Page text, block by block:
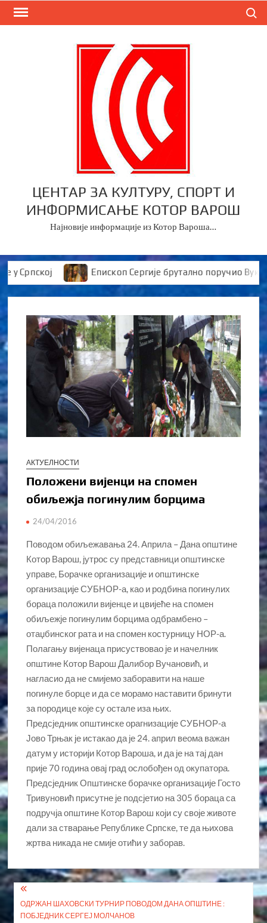
Skip
ЦЕНТАР ЗА КУЛТУРУ, СПОРТ И
ИНФОРМИСАЊЕ КОТОР ВАРОШ
Најновије информације из Котор Вароша…
Епископ Сергије брутално поручио
АКТУЕЛНОСТИ
Положени вијенци на спомен
обиљежја погинулим борцима
24/04/2016
Поводом обиљежавања 24. Априла – Дана општине
Котор Варош, јутрос су представници општинске
управе, Борачке организације и општинске
организације СУБНОР-а, као и родбина погинулих
бораца положили вијенце и цвијеће на спомен
обиљежје погинулим борцима одбрамбено –
отаџбинског рата и на спомен костурницу НОР-а.
Полагању вијенаца присуствовао је и начелник
општине Котор Варош Далибор Вучановић, и
нагласио да не смијемо заборавити на наше
погинуле борце и да се морамо наставити бринути
за породице које су остале иза њих.
Предсједник општинске орагнизације СУБНОР-а
Јово Трњак је истакао да је 24. април веома важан
датум у историји Котор Вароша, и да је на тај дан
прије 70 година овај град ослобођен од окупатора.
Предсједник Општинске борачке организације Госто
Тривуновић присутне је подсјетио на 305 бораца са
подручја општине Котор Варош који су своје животе
дали за стварање Републике Српске, те да њихова
жртва никада не смије отићи у заборав.
Кретање
чланка
ОДРЖАН ШАХОВСКИ ТУРНИР ПОВОДОМ ДАНА ОПШТИНЕ :
ПОБЈЕДНИК СЕРГЕЈ МОЛЧАНОВ